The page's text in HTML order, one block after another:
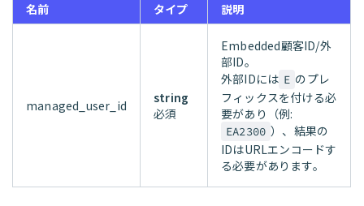
名前 タイプ 説明
managed_user_id
string
必須
Embedded顧客ID/外
部ID。
外部IDには E のプレ
フィックスを付ける必
要があり（例:
EA2300 ）、結果の
IDはURLエンコードす
る必要があります。